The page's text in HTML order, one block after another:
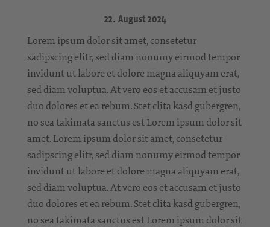
22. August 2024
Lorem ipsum dolor sit amet, consetetur
sadipscing elitr, sed diam nonumy eirmod tempor
invidunt ut labore et dolore magna aliquyam erat,
sed diam voluptua. At vero eos et accusam et justo
duo dolores et ea rebum. Stet clita kasd gubergren,
no sea takimata sanctus est Lorem ipsum dolor sit
amet. Lorem ipsum dolor sit amet, consetetur
sadipscing elitr, sed diam nonumy eirmod tempor
invidunt ut labore et dolore magna aliquyam erat,
sed diam voluptua. At vero eos et accusam et justo
duo dolores et ea rebum. Stet clita kasd gubergren,
no sea takimata sanctus est Lorem ipsum dolor sit